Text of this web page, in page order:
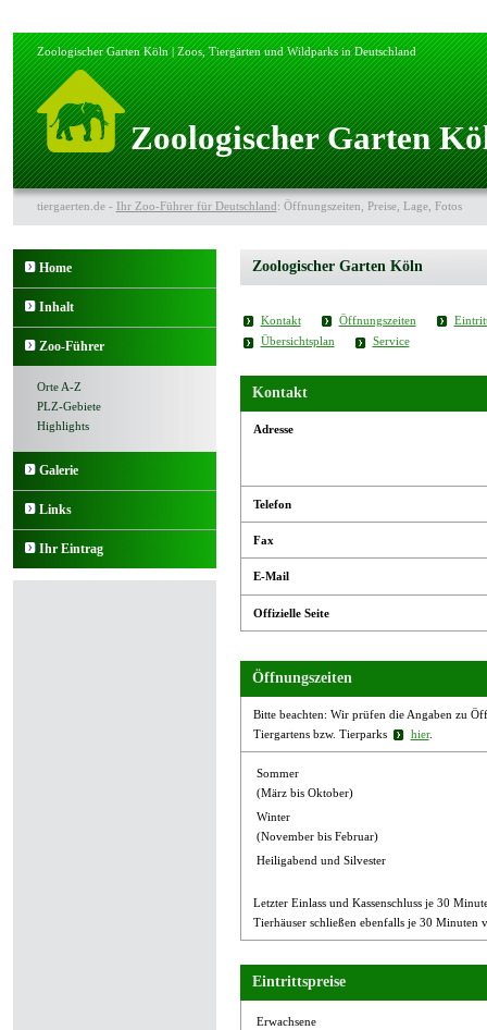
Zoologischer Garten Köln | Zoos, Tiergärten und Wildparks in Deutschland
Zoologischer Garten
tiergaerten.de - Ihr Zoo-Führer für Deutschland: Öffnungszeiten, Preise, Lage, Fotos
Home
Inhalt
Zoo-Führer
Orte A-Z
PLZ-Gebiete
Highlights
Galerie
Links
Ihr Eintrag
Zoologischer Garten Köln
Kontakt Öffnungszeiten
Übersichtsplan
Service
Kontakt
Adresse
Telefon
Fax
E-Mail
Offizielle Seite
Öffnungszeiten
Bitte beachten: Wir prüfen die Angaben zu
Tiergartens bzw. Tierparks
hier.
Sommer
(März bis Oktober)
Winter
(November bis Februar)
Heiligabend und Silvester
Letzter Einlass und Kassenschluss je 30
Tierhäuser schließen ebenfalls je 30 Minuten
Eintrittspreise
Erwachsene